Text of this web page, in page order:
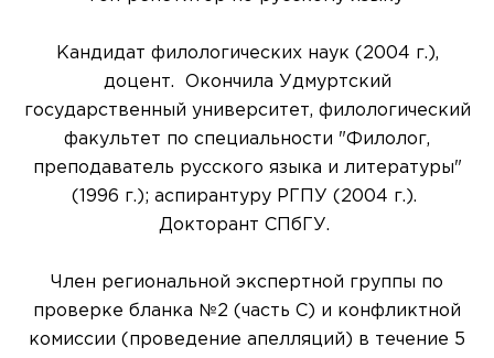
Кандидат филологических наук (2004 г.),
доцент. Окончила Удмуртский
государственный университет, филологический
факультет по специальности "Филолог,
преподаватель русского языка и литературы"
(1996 г.); аспирантуру РГПУ (2004 г.).
Докторант СПбГУ.
Член региональной экспертной группы по
проверке бланка №2 (часть С) и конфликтной
комиссии (проведение апелляций) в течение 5